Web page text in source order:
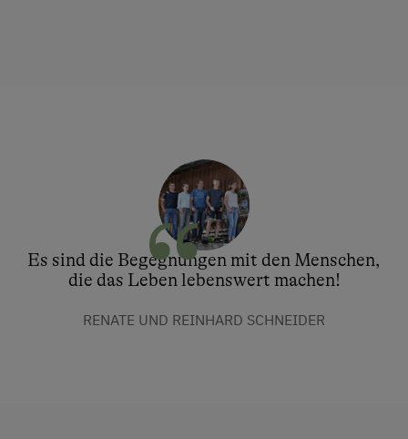
Es sind die Begegnungen mit den Menschen,
die das Leben lebenswert machen!
RENATE UND REINHARD SCHNEIDER